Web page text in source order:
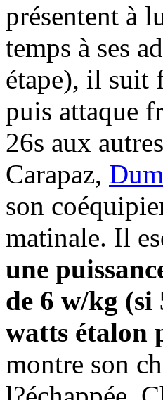
présentent à
temps à ses
étape), il suit
puis attaque
26s aux
Carapaz,
son
matinale. Il
une
de 6 w/kg (si
watts étalon
montre son